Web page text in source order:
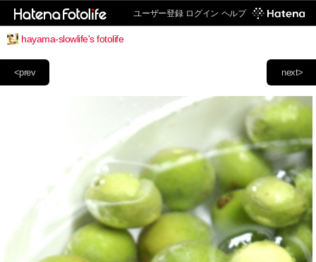
ユーザー登録 ログイン ヘルプ
hayama-slowlife's fotolife
next>
<prev